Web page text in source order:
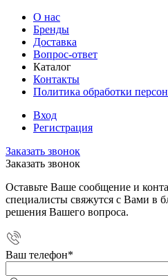
О нас
Бренды
Доставка
Вопрос-ответ
Каталог
Контакты
Политика обработки
Вход
Регистрация
Заказать звонок
Заказать звонок
Оставьте Ваше сообщение и
специалисты свяжутся с Вами в
решения Вашего вопроса.
Ваш телефон*